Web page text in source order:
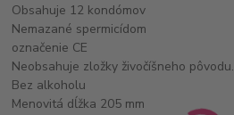
Obsahuje 12 kondómov
Nemazané spermicídom
označenie CE
Neobsahuje zložky živočíšneho pôvodu.
Bez alkoholu
Menovitá dĺžka 205 mm